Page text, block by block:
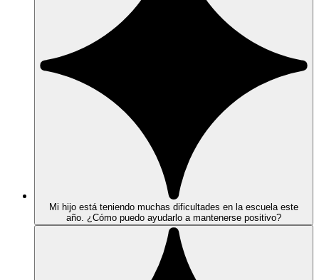
Mi hijo está teniendo muchas dificultades en la escuela este
año. ¿Cómo puedo ayudarlo a mantenerse positivo?